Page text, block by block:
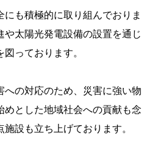
も積極的に取り組んでおりま
や太陽光発電設備の設置を通じ
っております。
の対応のため、災害に強い物
めとした地域社会への貢献も念
設も立ち上げております。